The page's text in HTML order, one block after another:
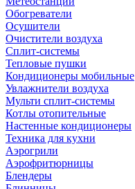
Обогреватели
Осушители
Очистители воздуха
Сплит-системы
Тепловые пушки
Кондиционеры мобильные
Увлажнители воздуха
Мульти сплит-системы
Котлы отопительные
Настенные кондиционеры
Техника для кухни
Аэрогрили
Аэрофритюрницы
Блендеры